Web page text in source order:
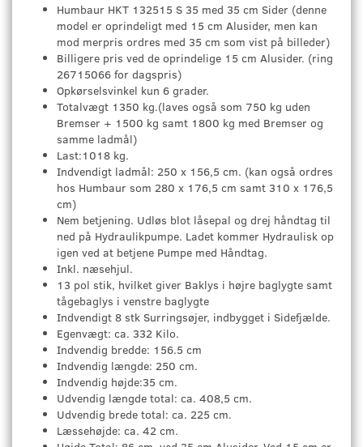
Humbaur HKT 132515 S 35 med 35 cm Sider (denne
model er oprindeligt med 15 cm Alusider, men kan
mod merpris ordres med 35 cm som vist på billeder)
Billigere pris ved de oprindelige 15 cm Alusider. (ring
26715066 for dagspris)
Opkørselsvinkel kun 6 grader.
Totalvægt 1350 kg.(laves også som 750 kg uden
Bremser + 1500 kg samt 1800 kg med Bremser og
samme ladmål)
Last:1018 kg.
Indvendigt ladmål: 250 x 156,5 cm. (kan også ordres
hos Humbaur som 280 x 176,5 cm samt 310 x 176,5
cm)
Nem betjening. Udløs blot låsepal og drej håndtag til
ned på Hydraulikpumpe. Ladet kommer Hydraulisk op
igen ved at betjene Pumpe med Håndtag.
Inkl. næsehjul.
13 pol stik, hvilket giver Baklys i højre baglygte samt
tågebaglys i venstre baglygte
Indvendigt 8 stk Surringsøjer, indbygget i Sidefjælde.
Egenvægt: ca. 332 Kilo.
Indvendig bredde: 156.5 cm
Indvendig længde: 250 cm.
Indvendig højde:35 cm.
Udvendig længde total: ca. 408,5 cm.
Udvendig brede total: ca. 225 cm.
Læssehøjde: ca. 42 cm.